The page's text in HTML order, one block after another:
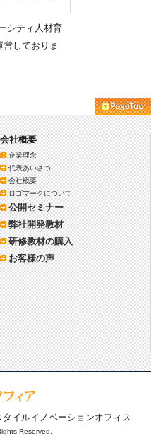
シティ人材育
営しておりま
会社概要
企業理念
代表あいさつ
会社概要
ロゴマークについて
公開セミナー
弊社開発教材
研修教材の購入
お客様の声
イルイノベーションオフィス
Reserved.